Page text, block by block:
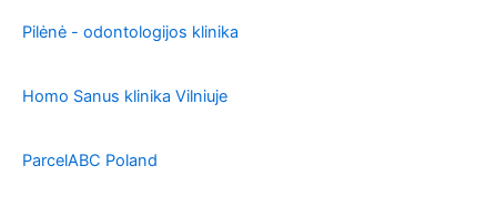
Pilėnė - odontologijos klinika
Homo Sanus klinika Vilniuje
ParcelABC Poland